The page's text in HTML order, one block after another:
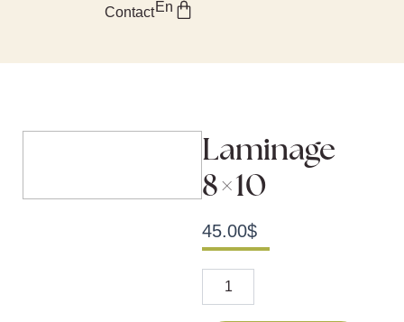
contenu
ContactEn Panier
Laminage
8×10
45.00$